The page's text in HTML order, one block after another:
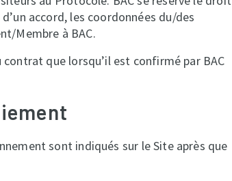
accord, les coordonnées du/des
Membre à BAC.
que lorsqu’il est confirmé par BAC
sont indiqués sur le Site après que